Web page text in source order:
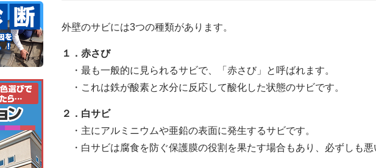
外壁のサビには3つの種類があります。
１．赤さび
・最も一般的に見られるサビで、「赤さび」と呼ばれます。
・これは鉄が酸素と水分に反応して酸化した状態のサビです。
２．白サビ
・主にアルミニウムや亜鉛の表面に発生するサビです。
・白サビは腐食を防ぐ保護膜の役割を果たす場合もあり、必ずしも悪